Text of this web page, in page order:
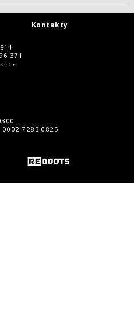
Kontakty
371
0002 7283 0825